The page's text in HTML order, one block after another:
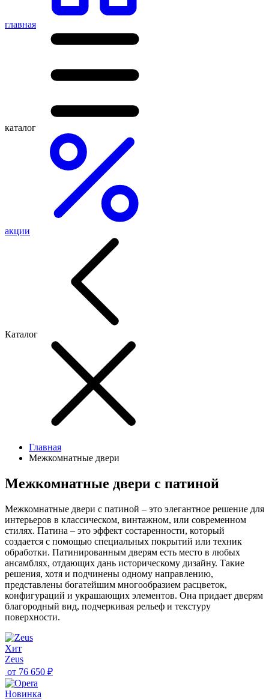
главная
каталог
акции
Каталог
Главная
Межкомнатные двери
Межкомнатные двери с патиной
Межкомнатные двери с патиной – это элегантное решение для
интерьеров в классическом, винтажном, или современном
стилях. Патина – это эффект состаренности, который
создается с помощью специальных покрытий или техник
обработки. Патинированным дверям есть место в любых
ансамблях, отдающих дань историческому дизайну. Такие
решения, хотя и подчинены одному направлению,
представлены богатейшим многообразием расцветок,
конфигураций и украшающих элементов. Она придает дверям
благородный вид, подчеркивая рельеф и текстуру
поверхности.
Хит
Zeus
от 76 650 ₽
Новинка